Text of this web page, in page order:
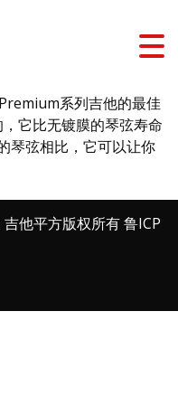
系列吉他的最佳
它比无镀膜的琴弦寿命
琴弦相比，它可以让你
他平方版权所有鲁ICP